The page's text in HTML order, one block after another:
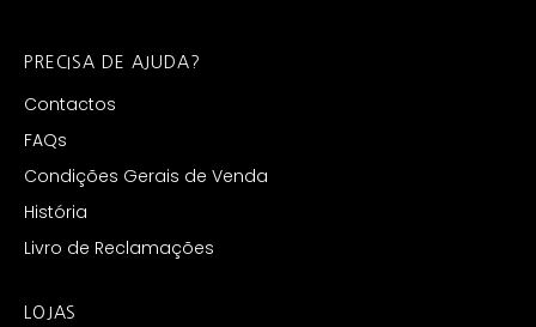
PRECISA DE AJUDA?
Contactos
FAQs
Condições Gerais de Venda
História
Livro de Reclamações
LOJAS